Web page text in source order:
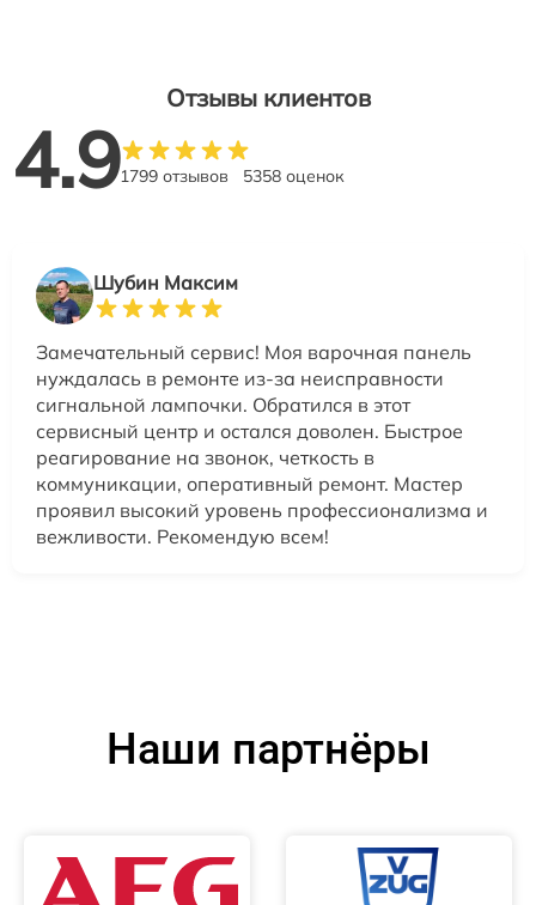
Отзывы клиентов
4.91799 отзывов 5358 оценок
Шубин Максим
Замечательный сервис! Моя варочная панель
нуждалась в ремонте из-за неисправности
сигнальной лампочки. Обратился в этот
сервисный центр и остался доволен. Быстрое
реагирование на звонок, четкость в
коммуникации, оперативный ремонт. Мастер
проявил высокий уровень профессионализма и
вежливости. Рекомендую всем!
Наши партнёры